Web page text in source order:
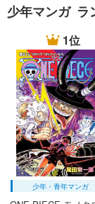
少年マンガ ラ
1位
少年・青年マンガ